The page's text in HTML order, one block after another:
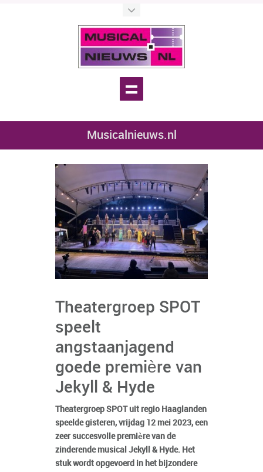
Musicalnieuws.nl
Theatergroep SPOT
speelt
angstaanjagend
goede première van
Jekyll & Hyde
Theatergroep SPOT uit regio Haaglanden
speelde gisteren, vrijdag 12 mei 2023, een
zeer succesvolle première van de
zinderende musical Jekyll & Hyde. Het
stuk wordt opgevoerd in het bijzondere